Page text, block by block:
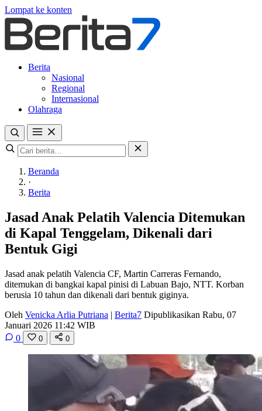
Lompat ke konten
Berita
Nasional
Regional
Internasional
Olahraga
Beranda
·
Berita
Jasad Anak Pelatih Valencia Ditemukan
di Kapal Tenggelam, Dikenali dari
Bentuk Gigi
Jasad anak pelatih Valencia CF, Martin Carreras Fernando,
ditemukan di bangkai kapal pinisi di Labuan Bajo, NTT. Korban
berusia 10 tahun dan dikenali dari bentuk giginya.
Oleh Venicka Arlia Putriana | Berita7 Dipublikasikan Rabu, 07
Januari 2026 11:42 WIB
0
0 0